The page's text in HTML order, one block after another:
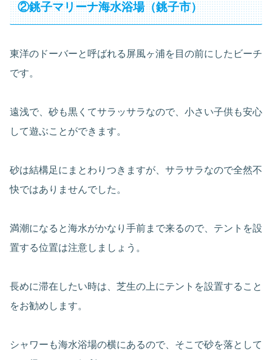
②銚子マリーナ海水浴場（銚子市）
東洋のドーバーと呼ばれる屏風ヶ浦を目の前にしたビーチ
です。
遠浅で、砂も黒くてサラッサラなので、小さい子供も安心
して遊ぶことができます。
砂は結構足にまとわりつきますが、サラサラなので全然不
快ではありませんでした。
満潮になると海水がかなり手前まで来るので、テントを設
置する位置は注意しましょう。
長めに滞在したい時は、芝生の上にテントを設置すること
をお勧めします。
シャワーも海水浴場の横にあるので、そこで砂を落として